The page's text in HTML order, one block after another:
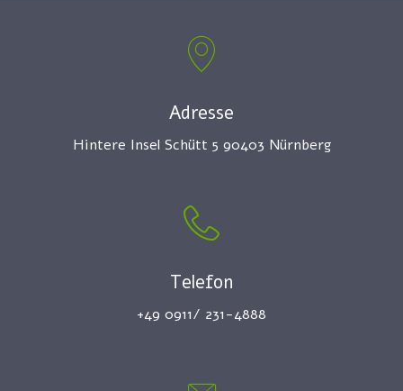
Adresse
Hintere Insel Schütt 5 90403 Nürnberg
Telefon
+49 0911/ 231-4888